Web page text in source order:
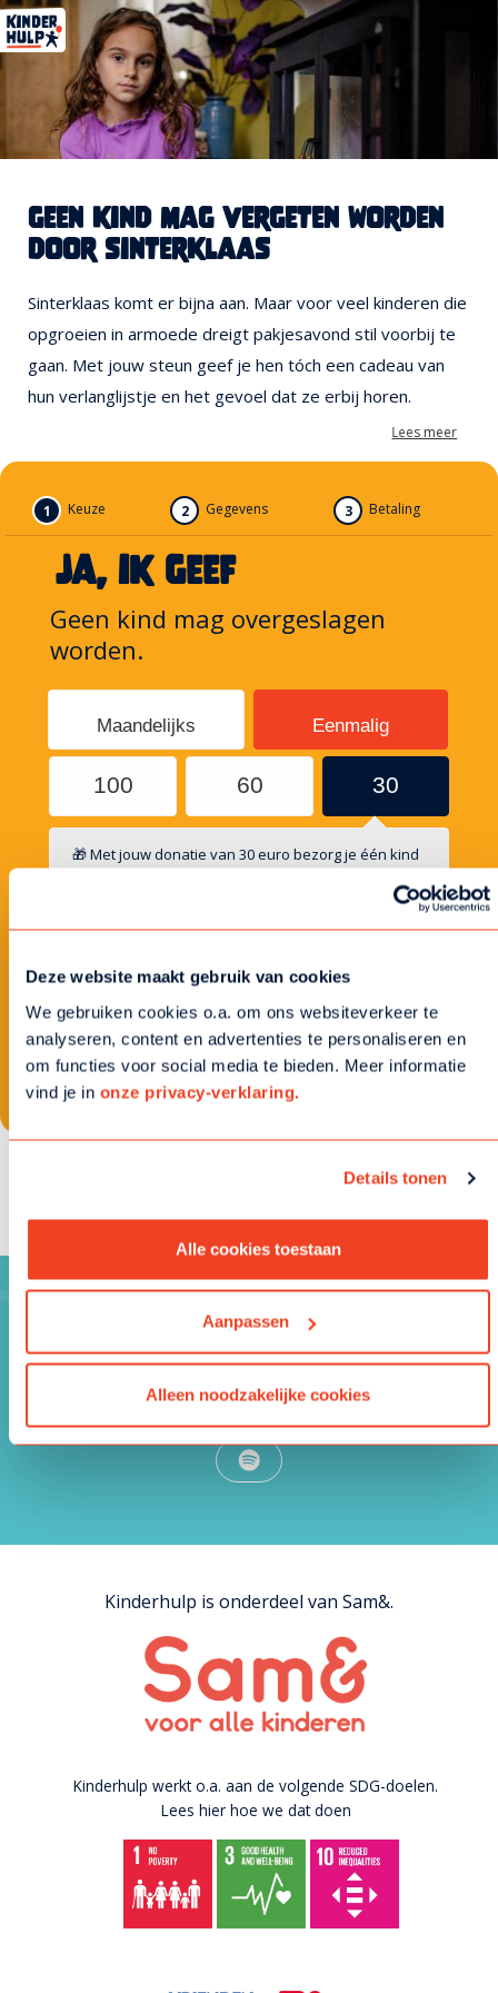
Deze website maakt gebruik van cookies
We gebruiken cookies o.a. om ons websiteverkeer te
analyseren, content en advertenties te personaliseren en
om functies voor social media te bieden. Meer informatie
vind je in onze privacy-verklaring.
Details tonen
Alle cookies toestaan
Aanpassen
Alleen noodzakelijke cookies
geen kind mag vergeten worden
door sinterklaas
Sinterklaas komt er bijna aan. Maar voor veel kinderen die
opgroeien in armoede dreigt pakjesavond stil voorbij te
gaan. Met jouw steun geef je hen tóch een cadeau van
hun verlanglijstje en het gevoel dat ze erbij horen.
Lees meer
Keuze
1 Gegevens
2 Betaling
3
ja, ik geef
Geen kind mag overgeslagen
worden.
Maandelijks Eenmalig
100 60 30
🎁 Met jouw donatie van 30 euro bezorg je één kind
Zakelijk doneren? Volgende
Kinderhulp is onderdeel van Sam&.
Kinderhulp werkt o.a. aan de volgende SDG-doelen.
Lees hier hoe we dat doen